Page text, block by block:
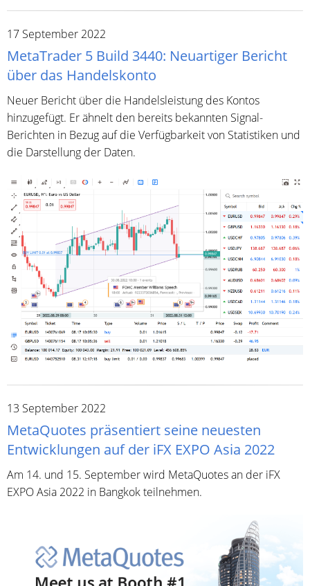
17 September 2022
MetaTrader 5 Build 3440: Neuartiger Bericht
über das Handelskonto
Neuer Bericht über die Handelsleistung des Kontos
hinzugefügt. Er ähnelt den bereits bekannten Signal-
Berichten in Bezug auf die Verfügbarkeit von Statistiken und
die Darstellung der Daten.
13 September 2022
MetaQuotes präsentiert seine neuesten
Entwicklungen auf der iFX EXPO Asia 2022
Am 14. und 15. September wird MetaQuotes an der iFX
EXPO Asia 2022 in Bangkok teilnehmen.